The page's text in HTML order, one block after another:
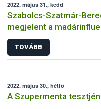
2022. május 31., kedd
Szabolcs-Szatmár-
megjelent a
TOVÁBB
2022. május 30., hétfő
A Szupermenta